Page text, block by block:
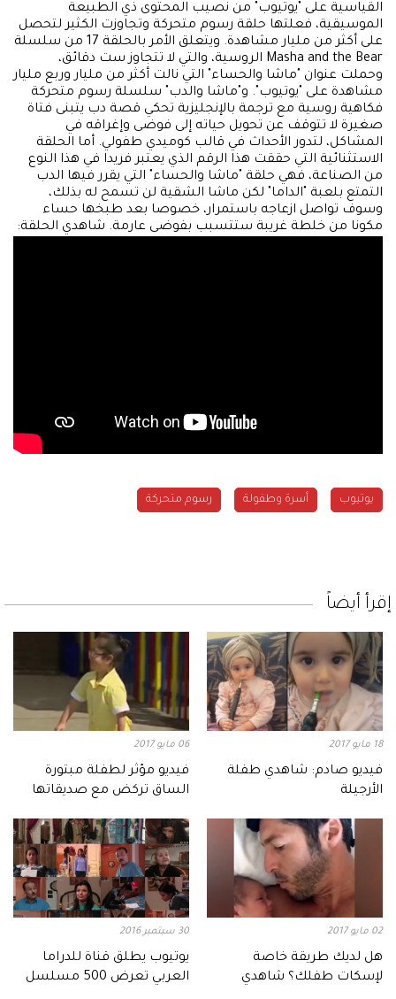
القياسية على "يوتيوب" من نصيب المحتوى ذي الطبيعة
الموسيقية، فعلتها حلقة رسوم متحركة وتجاوزت الكثير لتحصل
على أكثر من مليار مشاهدة. ويتعلق الأمر بالحلقة 17 من سلسلة
Masha and the Bear الروسية، والتي لا تتجاوز ست دقائق،
وحملت عنوان "ماشا والحساء" التي نالت أكثر من مليار وربع مليار
مشاهدة على "يوتيوب". و"ماشا والدب" سلسلة رسوم متحركة
فكاهية روسية مع ترجمة بالإنجليزية تحكي قصة دب يتبنى فتاة
صغيرة لا تتوقف عن تحويل حياته إلى فوضى وإغراقه في
المشاكل، لتدور الأحداث في قالب كوميدي طفولي. أما الحلقة
الاستثنائية التي حققت هذا الرقم الذي يعتبر فريدا في هذا النوع
من الصناعة، فهي حلقة "ماشا والحساء" التي يقرر فيها الدب
التمتع بلعبة "الداما" لكن ماشا الشقية لن تسمح له بذلك،
وسوف تواصل ازعاجه باستمرار، خصوصا بعد طبخها حساء
مكونا من خلطة غريبة ستتسبب بفوضى عارمة. شاهدي الحلقة:
يوتيوب أسرة وطفولة رسوم متحركة
إقرأ أيضاً
18 مايو 2017
فيديو صادم: شاهدي طفلة
الأرجيلة
06 مايو 2017
فيديو مؤثر لطفلة مبتورة
الساق تركض مع صديقاتها
02 مايو 2017
هل لديك طريقة خاصة
لإسكات طفلك؟ شاهدي
30 سبتمبر 2016
يوتيوب يطلق قناة للدراما
العربي تعرض 500 مسلسل